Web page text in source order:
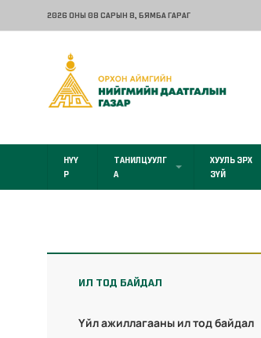
2026 ОНЫ 08 САРЫН 8, БЯМБА ГАРАГ
НҮҮ
Р
ТАНИЛЦУУЛГ
А
ХУУЛЬ ЭРХ
ЗҮЙ
ИЛ ТОД БАЙДАЛ
Үйл ажиллагааны ил тод байдал